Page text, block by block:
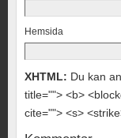
Hemsida
XHTML: Du kan
title=""> <b>
cite=""> <s>